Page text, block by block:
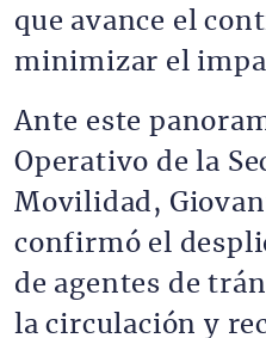
que avance el
minimizar el
Ante este
Operativo de la
Movilidad,
confirmó el
de agentes de
la circulación y